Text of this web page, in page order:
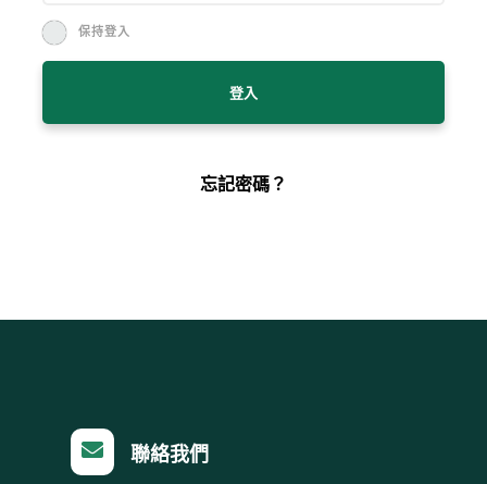
保持登入
登入
忘記密碼？
 聯絡我們